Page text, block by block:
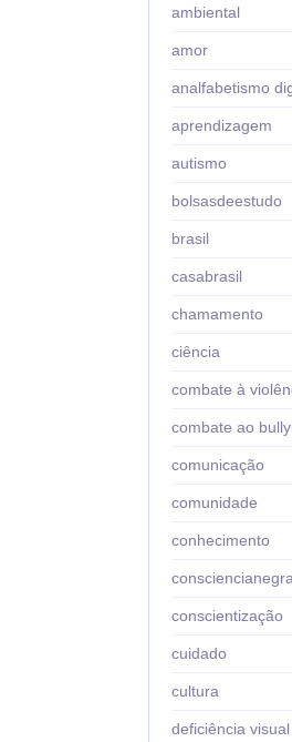
ambiental
amor
analfabetismo
aprendizagem
autismo
bolsasdeestudo
brasil
casabrasil
chamamento
ciência
combate à
combate ao
comunicação
comunidade
conhecimento
conscientização
cuidado
cultura
deficiência visual